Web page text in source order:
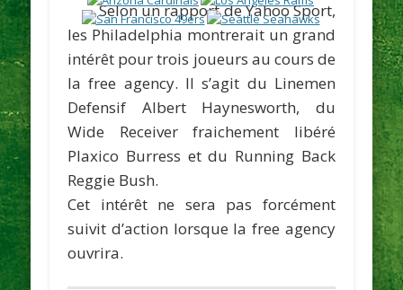
Selon un rapport de Yahoo Sport,
les Philadelphia montrerait un grand
intérêt pour trois joueurs au cours de
la free agency. Il s’agit du Linemen
Defensif Albert Haynesworth, du
Wide Receiver fraichement libéré
Plaxico Burress et du Running Back
Reggie Bush.
Cet intérêt ne sera pas forcément
suivit d’action lorsque la free agency
ouvrira.